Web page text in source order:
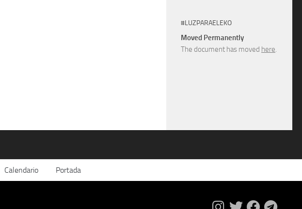
#LUZPARAELEKO
Moved Permanently
The document has moved here.
Calendario Portada